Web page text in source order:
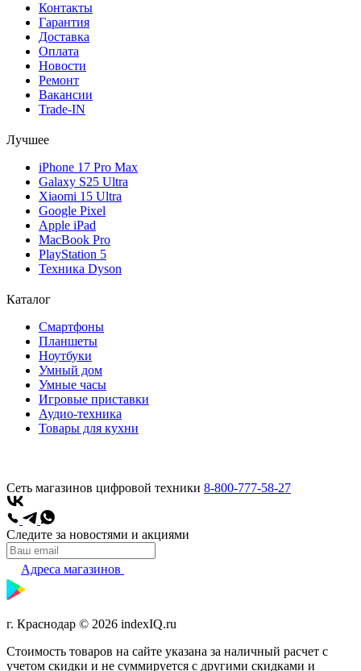
Контакты
Гарантия
Доставка
Оплата
Новости
Ремонт
Вакансии
Trade-IN
Лучшее
iPhone 17 Pro Max
Galaxy S25 Ultra
Xiaomi 15 Ultra
Google Pixel
Apple iPad
MacBook Pro
PlayStation 5
Техника Dyson
Каталог
Смартфоны
Планшеты
Ноутбуки
Умный дом
Умные часы
Игровые приставки
Аудио-техника
Товары для кухни
Сеть магазинов цифровой техники 8-800-777-58-27
Следите за новостями и акциями
Адреса магазинов
г. Краснодар © 2026 indexIQ.ru
Стоимость товаров на сайте указана за наличный расчет с
учетом скидки и не суммируется с другими скидками и